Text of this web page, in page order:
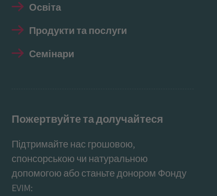
Освіта
Продукти та послуги
Семінари
Пожертвуйте та долучайтеся
Підтримайте нас грошовою,
спонсорською чи натуральною
допомогою або станьте донором Фонду
EVIM: